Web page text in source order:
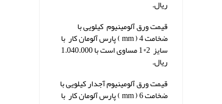
ریال.
قیمت ورق آلومینیوم کیلویی با
ضخامت 4 ( mm ) پارس آلومان کار با
ریال.
قیمت ورق آلومینیوم آجدار کیلویی با
ضخامت 6 ( mm ) پارس آلومان کار با